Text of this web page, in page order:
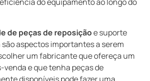
de peças de reposiçãoe suporte
aspectos importantes a serem
um fabricante que ofereça um
venda e que tenha peças de